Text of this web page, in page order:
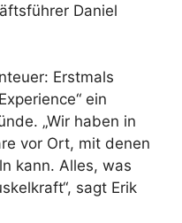
Daniel
Erstmals
ein
„Wir haben in
vor Ort, mit denen
kann. Alles, was
sagt Erik